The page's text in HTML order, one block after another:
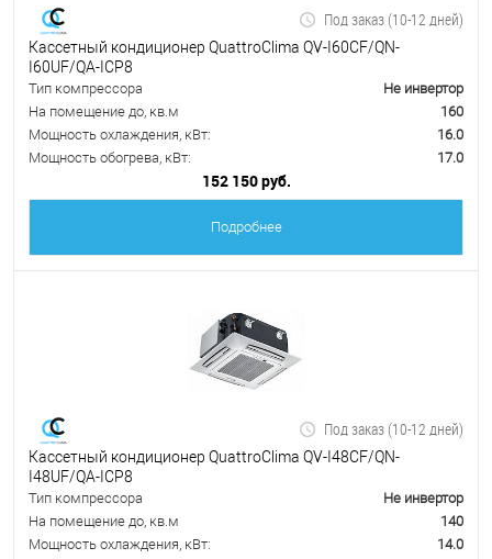
Под заказ (10-12 дней)
Кассетный кондиционер QuattroClima QV-I60CF/QN-
I60UF/QA-ICP8
Тип компрессора
Не инвертор
На помещение до, кв.м
160
Мощность охлаждения, кВт:
16.0
Мощность обогрева, кВт:
17.0
152 150 руб.
Подробнее
Под заказ (10-12 дней)
Кассетный кондиционер QuattroClima QV-I48CF/QN-
I48UF/QA-ICP8
Тип компрессора
Не инвертор
На помещение до, кв.м
140
Мощность охлаждения, кВт:
14.0